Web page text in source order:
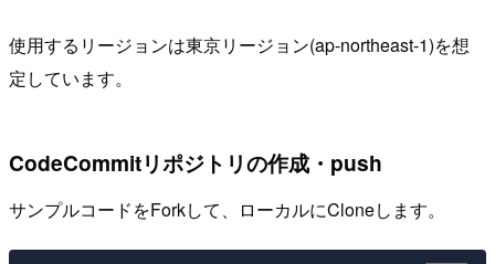
使用するリージョンは東京リージョン(ap-northeast-1)を想
定しています。
CodeCommitリポジトリの作成・push
サンプルコードをForkして、ローカルにCloneします。